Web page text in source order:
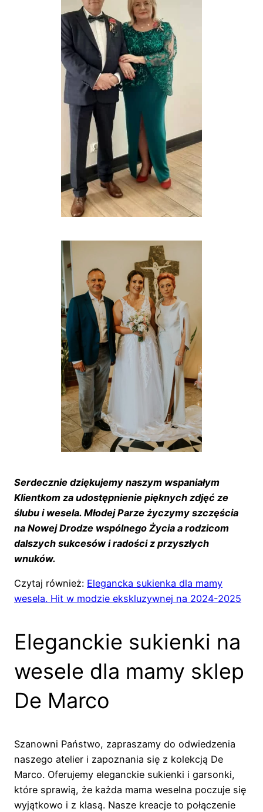
Serdecznie dziękujemy naszym wspaniałym
Klientkom za udostępnienie pięknych zdjęć ze
ślubu i wesela. Młodej Parze życzymy szczęścia
na Nowej Drodze wspólnego Życia a rodzicom
dalszych sukcesów i radości z przyszłych
wnuków.
Czytaj również: Elegancka sukienka dla mamy
wesela. Hit w modzie ekskluzywnej na 2024-2025
Eleganckie sukienki na
wesele dla mamy sklep
De Marco
Szanowni Państwo, zapraszamy do odwiedzenia
naszego atelier i zapoznania się z kolekcją De
Marco. Oferujemy eleganckie sukienki i garsonki,
które sprawią, że każda mama weselna poczuje się
wyjątkowo i z klasą. Nasze kreacje to połączenie